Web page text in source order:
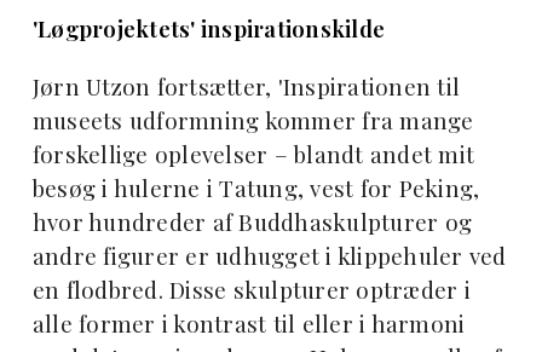
'Løgprojektets' inspirationskilde
Jørn Utzon fortsætter, 'Inspirationen til
museets udformning kommer fra mange
forskellige oplevelser – blandt andet mit
besøg i hulerne i Tatung, vest for Peking,
hvor hundreder af Buddhaskulpturer og
andre figurer er udhugget i klippehuler ved
en flodbred. Disse skulpturer optræder i
alle former i kontrast til eller i harmoni